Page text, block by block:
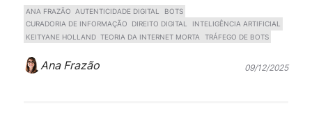
ANA FRAZÃO AUTENTICIDADE DIGITAL
BOTS
CURADORIA DE INFORMAÇÃO
DIREITO DIGITAL
INTELIGÊNCIA ARTIFICIAL
KEITYANE HOLLAND TEORIA DA INTERNET MORTA TRÁFEGO DE BOTS
Ana Frazão 09/12/2025